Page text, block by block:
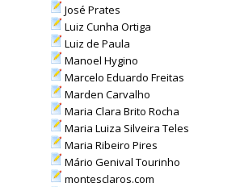
José Prates
Luiz Cunha Ortiga
Luiz de Paula
Manoel Hygino
Marcelo Eduardo Freitas
Marden Carvalho
Maria Clara Brito Rocha
Maria Luiza Silveira Teles
Maria Ribeiro Pires
Mário Genival Tourinho
montesclaros.com